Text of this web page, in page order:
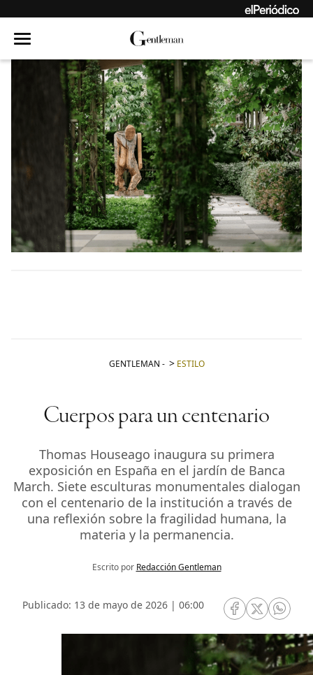
GENTLEMAN - ESTILO
Cuerpos para un centenario
Thomas Houseago inaugura su primera
exposición en España en el jardín de Banca
March. Siete esculturas monumentales dialogan
con el centenario de la institución a través de
una reflexión sobre la fragilidad humana, la
materia y la permanencia.
Escrito por Redacción Gentleman
Publicado: 13 de mayo de 2026 | 06:00
RRSS Facebook
RRSSRRSS